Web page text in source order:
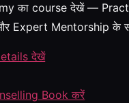
का course देखें —
Expert Mentorship के
देखें
Book करें